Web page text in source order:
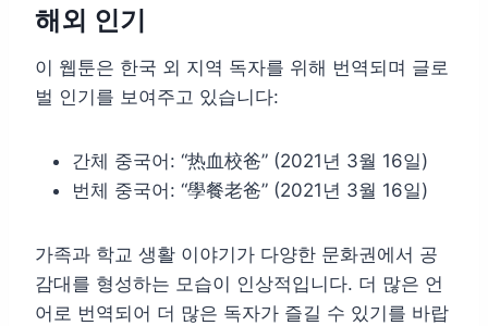
해외 인기
이 웹툰은 한국 외 지역 독자를 위해 번역되며 글로
벌 인기를 보여주고 있습니다:
간체 중국어: “热血校爸” (2021년 3월 16일)
번체 중국어: “學餐老爸” (2021년 3월 16일)
가족과 학교 생활 이야기가 다양한 문화권에서 공
감대를 형성하는 모습이 인상적입니다. 더 많은 언
어로 번역되어 더 많은 독자가 즐길 수 있기를 바랍